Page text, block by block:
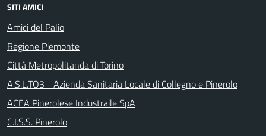
SITI AMICI
Amici del Palio
Regione Piemonte
Città Metropolitanda di Torino
A.S.L.TO3 - Azienda Sanitaria Locale di Collegno e Pinerolo
ACEA Pinerolese Industraile SpA
C.I.S.S. Pinerolo